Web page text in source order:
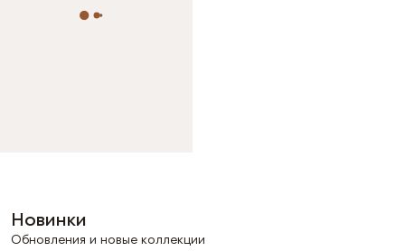
Новинки
Обновления и новые коллекции